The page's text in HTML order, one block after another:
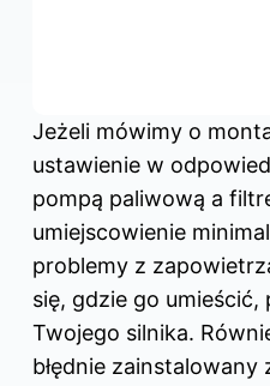
Jeżeli mówimy o
ustawienie w
pompą paliwową a
umiejscowienie
problemy z
się, gdzie go umieścić,
Twojego silnika.
błędnie zainstalowany